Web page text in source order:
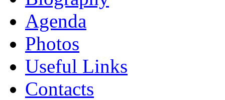
Agenda
Photos
Useful Links
Contacts